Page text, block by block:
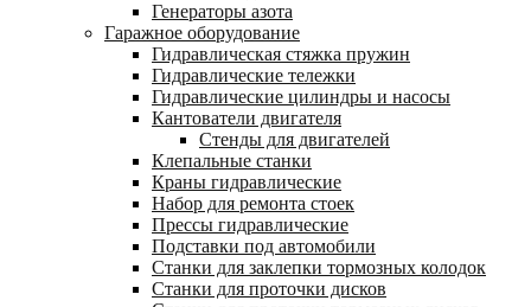
Генераторы азота
Гаражное оборудование
Гидравлическая стяжка пружин
Гидравлические тележки
Гидравлические цилиндры и насосы
Кантователи двигателя
Стенды для двигателей
Клепальные станки
Краны гидравлические
Набор для ремонта стоек
Прессы гидравлические
Подставки под автомобили
Станки для заклепки тормозных колодок
Станки для проточки дисков